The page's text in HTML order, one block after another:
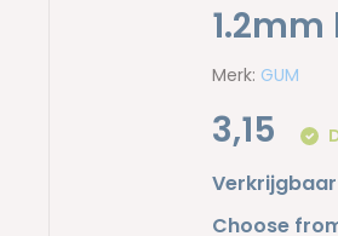
Merk: GUM
3,15
Choose